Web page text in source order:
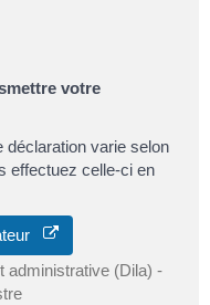
votre
déclaration varie selon
effectuez celle-ci en
administrative (Dila) -